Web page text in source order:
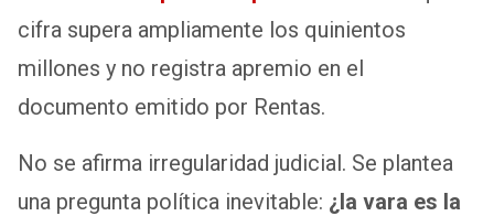
cifra supera ampliamente los quinientos
millones y no registra apremio en el
documento emitido por Rentas.
No se afirma irregularidad judicial. Se plantea
una pregunta política inevitable: ¿la vara es la